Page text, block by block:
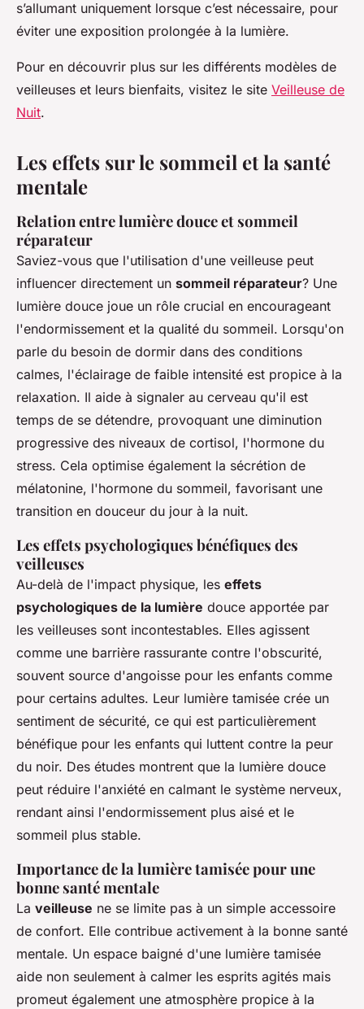
s’allumant uniquement lorsque c’est nécessaire, pour
éviter une exposition prolongée à la lumière.
Pour en découvrir plus sur les différents modèles de
veilleuses et leurs bienfaits, visitez le site Veilleuse de
Nuit.
Les effets sur le sommeil et la santé
mentale
Relation entre lumière douce et sommeil
réparateur
Saviez-vous que l'utilisation d'une veilleuse peut
influencer directement un sommeil réparateur? Une
lumière douce joue un rôle crucial en encourageant
l'endormissement et la qualité du sommeil. Lorsqu'on
parle du besoin de dormir dans des conditions
calmes, l'éclairage de faible intensité est propice à la
relaxation. Il aide à signaler au cerveau qu'il est
temps de se détendre, provoquant une diminution
progressive des niveaux de cortisol, l'hormone du
stress. Cela optimise également la sécrétion de
mélatonine, l'hormone du sommeil, favorisant une
transition en douceur du jour à la nuit.
Les effets psychologiques bénéfiques des
veilleuses
Au-delà de l'impact physique, les effets
psychologiques de la lumière douce apportée par
les veilleuses sont incontestables. Elles agissent
comme une barrière rassurante contre l'obscurité,
souvent source d'angoisse pour les enfants comme
pour certains adultes. Leur lumière tamisée crée un
sentiment de sécurité, ce qui est particulièrement
bénéfique pour les enfants qui luttent contre la peur
du noir. Des études montrent que la lumière douce
peut réduire l'anxiété en calmant le système nerveux,
rendant ainsi l'endormissement plus aisé et le
sommeil plus stable.
Importance de la lumière tamisée pour une
bonne santé mentale
La veilleuse ne se limite pas à un simple accessoire
de confort. Elle contribue activement à la bonne santé
mentale. Un espace baigné d'une lumière tamisée
aide non seulement à calmer les esprits agités mais
promeut également une atmosphère propice à la